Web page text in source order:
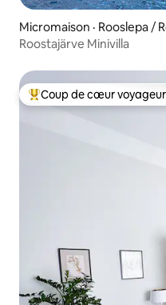
Micromaison · Rooslepa /
Roostajärve Minivilla
Coup de cœur voyageurs
Coup de cœur